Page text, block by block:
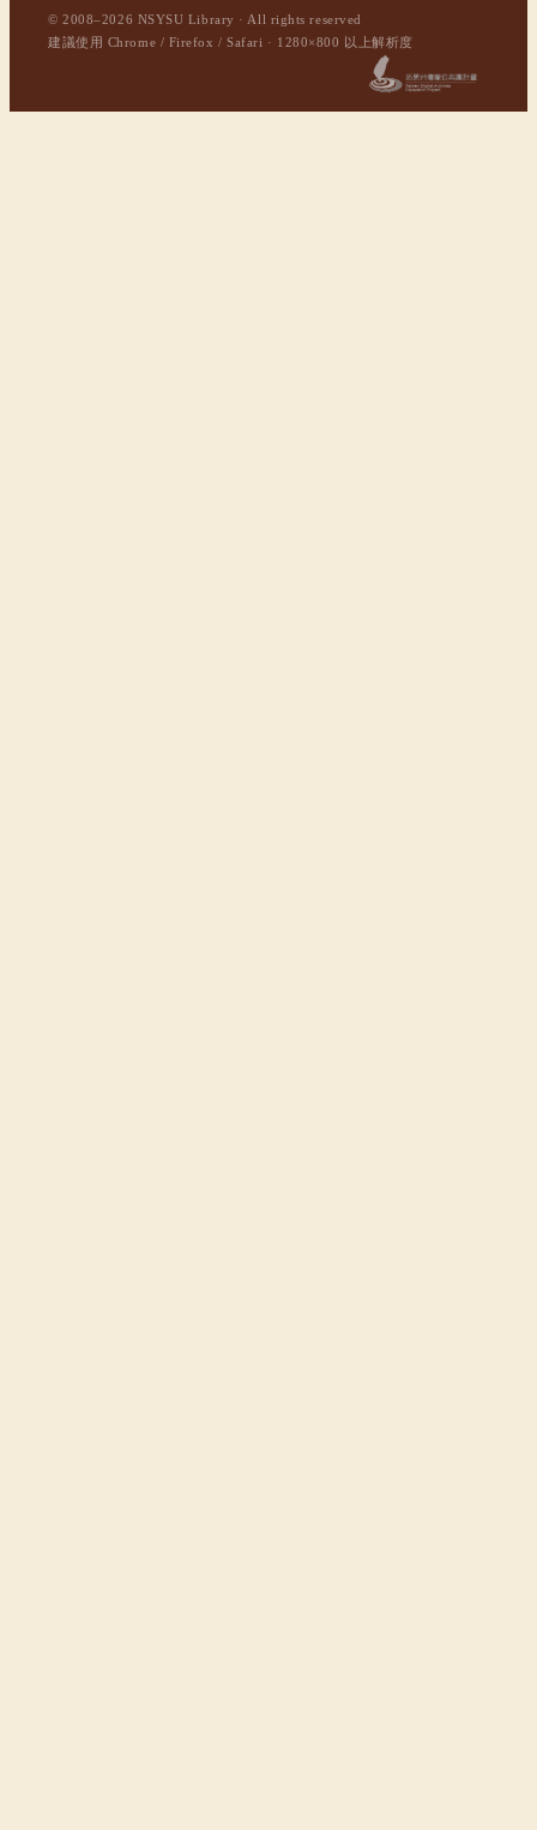
© 2008–2026 NSYSU Library · All rights reserved
建議使用 Chrome / Firefox / Safari · 1280×800 以上解析度